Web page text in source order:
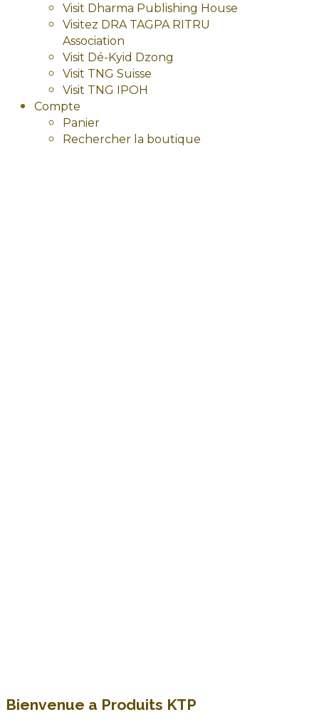
Visit Dharma Publishing House
Visitez DRA TAGPA RITRU
Association
Visit Dé-Kyid Dzong
Visit TNG Suisse
Visit TNG IPOH
Compte
Panier
Rechercher la boutique
Bienvenue a Produits KTP